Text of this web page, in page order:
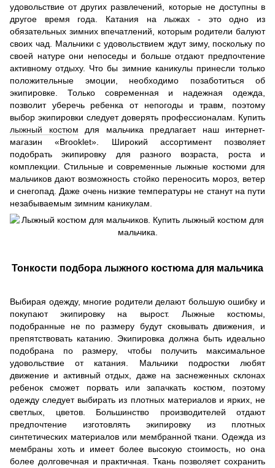
удовольствие от других развлечений, которые не доступны в
другое время года. Катания на лыжах - это одно из
обязательных зимних впечатлений, которым родители балуют
своих чад. Мальчики с удовольствием ждут зиму, поскольку по
своей натуре они непоседы и больше отдают предпочтение
активному отдыху. Что бы зимние каникулы принесли только
положительные эмоции, необходимо позаботиться об
экипировке. Только современная и надежная одежда,
позволит уберечь ребенка от непогоды и травм, поэтому
выбор экипировки следует доверять профессионалам. Купить
лыжный костюм для мальчика предлагает наш интернет-
магазин «Brooklet». Широкий ассортимент позволяет
подобрать экипировку для разного возраста, роста и
комплекции. Стильные и современные лыжные костюми для
мальчиков дают возможность стойко переносить мороз, ветер
и снегопад. Даже очень низкие температуры не станут на пути
незабываемым зимним каникулам.
Тонкости подбора лыжного костюма для мальчика
Выбирая одежду, многие родители делают большую ошибку и
покупают экипировку на вырост. Лыжные костюмы,
подобранные не по размеру будут сковывать движения, и
препятствовать катанию. Экипировка должна быть идеально
подобрана по размеру, чтобы получить максимальное
удовольствие от катания. Мальчики подростки любят
движение и активный отдых, даже на заснеженных склонах
ребенок сможет порвать или запачкать костюм, поэтому
одежду следует выбирать из плотных материалов и ярких, не
светлых, цветов. Большинство производителей отдают
предпочтение изготовлять экипировку из плотных
синтетических материалов или мембранной ткани. Одежда из
мембраны хоть и имеет более высокую стоимость, но она
более долговечная и практичная. Ткань позволяет сохранить